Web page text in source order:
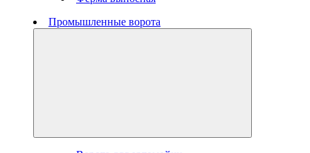
Промышленные ворота